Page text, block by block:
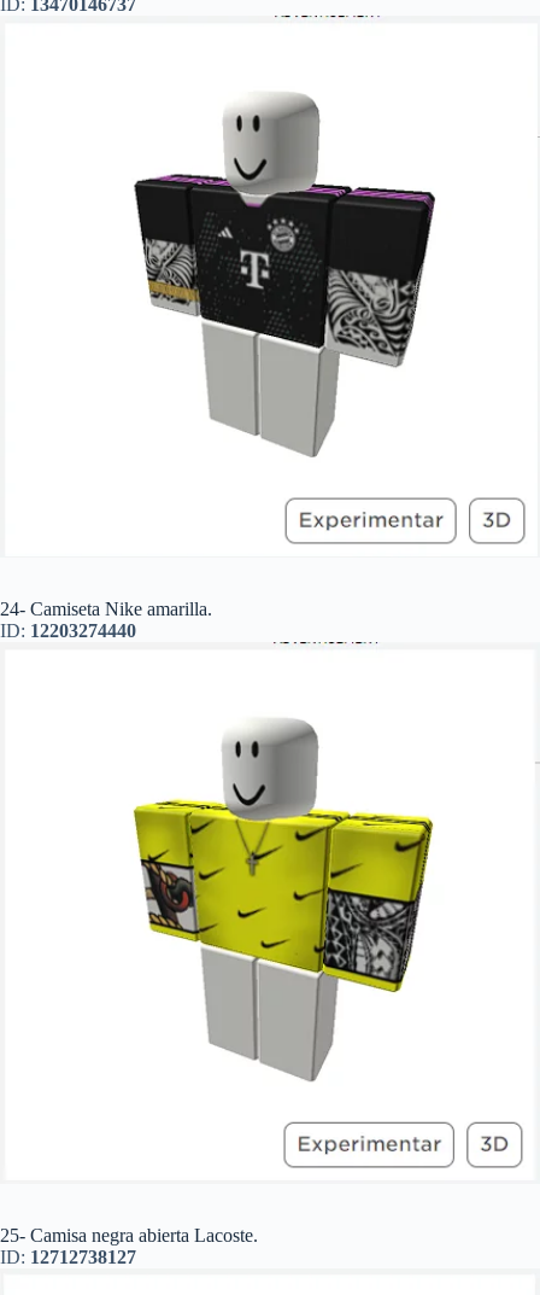
24- Camiseta Nike amarilla.
ID: 12203274440
25- Camisa negra abierta Lacoste.
ID: 12712738127